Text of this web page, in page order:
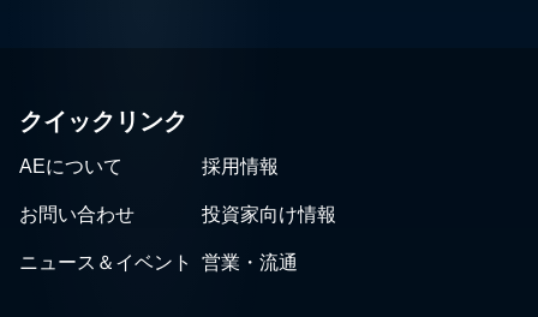
クイックリンク
AEについて 採用情報
お問い合わせ 投資家向け情報
ニュース＆イベント 営業・流通